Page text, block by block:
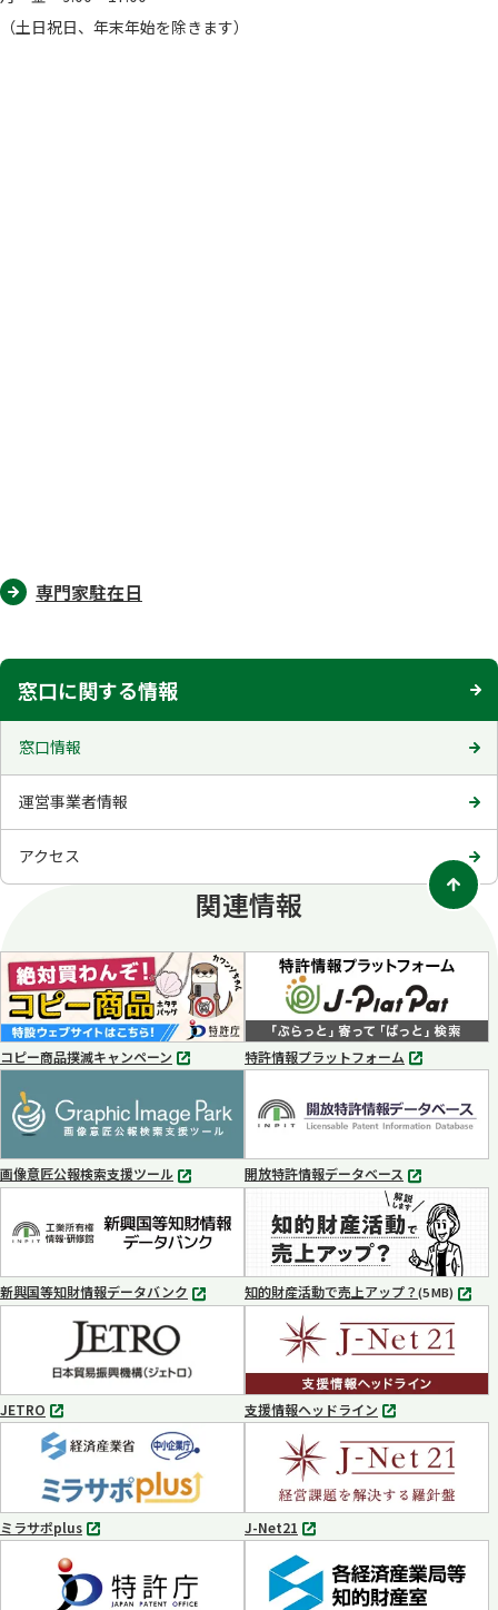
（土日祝日、年末年始を除きます）
専門家駐在日
窓口に関する情報
窓口情報
運営事業者情報
アクセス
関連情報
コピー商品撲滅キャンペーン
別
ブ
で
開
く
特許情報プラットフォーム
別
ブ
で
く
画像意匠公報検索支援ツール
別
ブ
で
く
開放特許情報データベース
別
タ
ブ
で
開
く
新興国等知財情報データバンク
別
開
く
知的財産活動で売上アップ？(5 MB) MP4
JETRO
別
タ
ブ
で
開
く
支援情報ヘッドライン
別
タ
ブ
で
開
く
ミラサポplus
別
ブ
で
J-Net21
別
タ
ブ
で